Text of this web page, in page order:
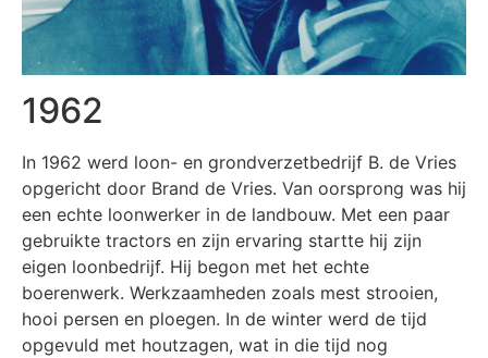
1962
In 1962 werd loon- en grondverzetbedrijf B. de Vries
opgericht door Brand de Vries. Van oorsprong was hij
een echte loonwerker in de landbouw. Met een paar
gebruikte tractors en zijn ervaring startte hij zijn
eigen loonbedrijf. Hij begon met het echte
boerenwerk. Werkzaamheden zoals mest strooien,
hooi persen en ploegen. In de winter werd de tijd
opgevuld met houtzagen, wat in die tijd nog